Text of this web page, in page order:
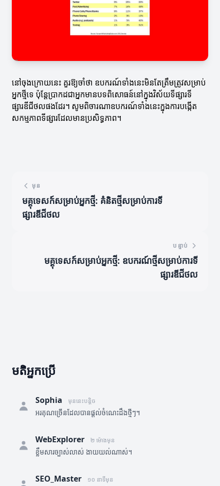
នៅចុងក្រោយនេះ គួរឱ្យចាំថា ឧបករណ៍ទាំងនេះមិនតែត្រឹមត្រូវសម្រាប់
អ្នកថ្មីទេ ប៉ុន្តែប្រាកដជាអ្នកមានបទពិសោធន៍នៅក្នុងវិស័យទីផ្សារទី
ផ្សារឌីជីថលផងដែរ។ សូមពិចារណាឧបករណ៍ទាំងនេះក្នុងការបង្កើត
សកម្មភាពទីផ្សារដែលមានប្រសិទ្ធភាព។
មុន
មគ្គុទេសក៍សម្រាប់អ្នកថ្មី: គំនិតថ្មីសម្រាប់ការទី
ផ្សារឌីជីថល
បន្ទាប់
មគ្គុទេសក៍សម្រាប់អ្នកថ្មី: ឧបករណ៍ថ្មីសម្រាប់ការទី
ផ្សារឌីជីថល
មតិអ្នកប្រើ
Sophia មុននេះបន្តិច
អរគុណច្រើនដែលបានផ្តល់ចំណេះដឹងថ្មីៗ។
WebExplorer ២ ម៉ោងមុន
ខ្លឹមសារច្បាស់លាស់ ងាយយល់ណាស់។
SEO_Master ១០ នាទីមុន